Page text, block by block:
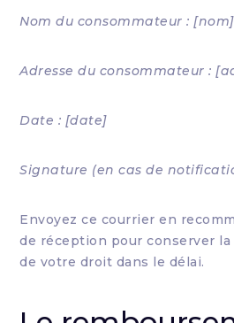
Nom du consommateur : [nom]
Adresse du consommateur :
Date : [date]
Signature (en cas de
Envoyez ce courrier en
de réception pour conserver
de votre droit dans le délai.